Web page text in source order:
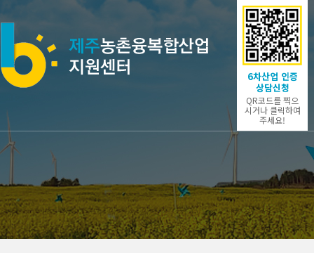
6차산업 인증
상담신청
QR코드를 찍으
시거나 클릭하여
주세요!